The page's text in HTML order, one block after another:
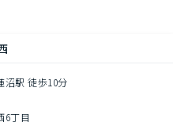
沼駅 徒歩10分
6丁目